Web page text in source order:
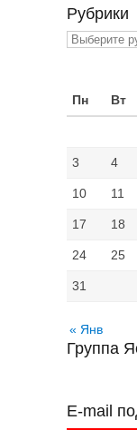
Рубрики
Рубрики
Пн
Вт
3 4
10 11
17 18
24 25
31
« Янв
Группа
E-mail